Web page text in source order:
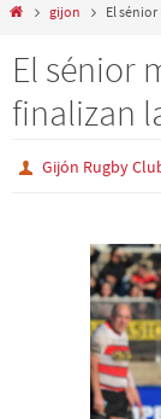
Iniciogijon El
El sénior
finalizan
Gijón Rugby